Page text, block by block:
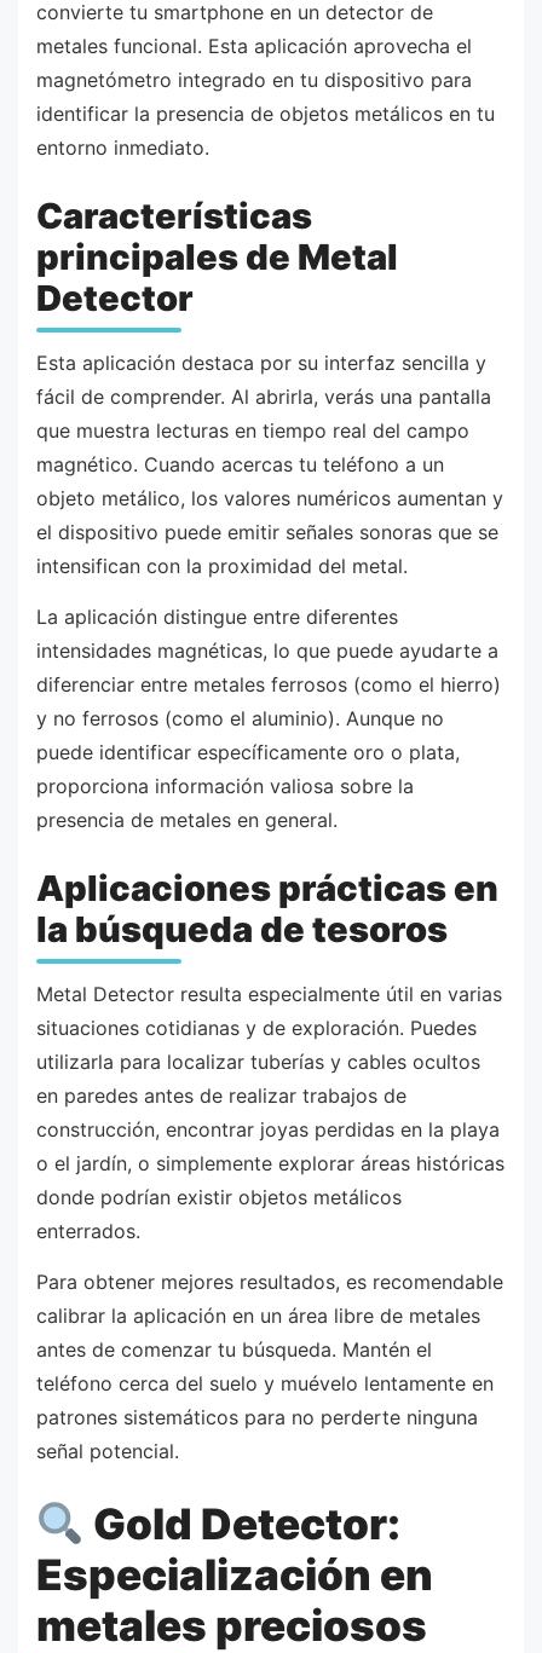
convierte tu smartphone en un detector de
metales funcional. Esta aplicación aprovecha el
magnetómetro integrado en tu dispositivo para
identificar la presencia de objetos metálicos en tu
entorno inmediato.
Características
principales de Metal
Detector
Esta aplicación destaca por su interfaz sencilla y
fácil de comprender. Al abrirla, verás una pantalla
que muestra lecturas en tiempo real del campo
magnético. Cuando acercas tu teléfono a un
objeto metálico, los valores numéricos aumentan y
el dispositivo puede emitir señales sonoras que se
intensifican con la proximidad del metal.
La aplicación distingue entre diferentes
intensidades magnéticas, lo que puede ayudarte a
diferenciar entre metales ferrosos (como el hierro)
y no ferrosos (como el aluminio). Aunque no
puede identificar específicamente oro o plata,
proporciona información valiosa sobre la
presencia de metales en general.
Aplicaciones prácticas en
la búsqueda de tesoros
Metal Detector resulta especialmente útil en varias
situaciones cotidianas y de exploración. Puedes
utilizarla para localizar tuberías y cables ocultos
en paredes antes de realizar trabajos de
construcción, encontrar joyas perdidas en la playa
o el jardín, o simplemente explorar áreas históricas
donde podrían existir objetos metálicos
enterrados.
Para obtener mejores resultados, es recomendable
calibrar la aplicación en un área libre de metales
antes de comenzar tu búsqueda. Mantén el
teléfono cerca del suelo y muévelo lentamente en
patrones sistemáticos para no perderte ninguna
señal potencial.
Gold Detector:
Especialización en
metales preciosos